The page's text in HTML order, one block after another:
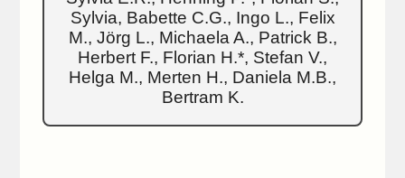
Sylvia, Babette C.G., Ingo L., Felix
M., Jörg L., Michaela A., Patrick B.,
Herbert F., Florian H.*, Stefan V.,
Helga M., Merten H., Daniela M.B.,
Bertram K.